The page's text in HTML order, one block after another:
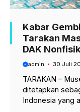
Kabar
Tarakan
DAK
admin 30 Juli
TARAKAN –
ditetapkan
Indonesia yang